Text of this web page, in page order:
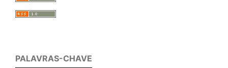
PALAVRAS-CHAVE